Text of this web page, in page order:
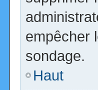
empêcher
sondage.
Haut